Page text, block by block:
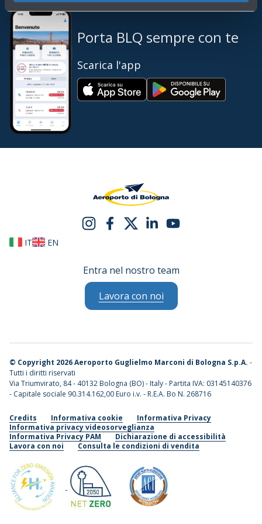
Porta BLQ sempre con te
Scarica l'app
IT EN
Entra nel nostro team
Lavora con noi
© Copyright 2026 Aeroporto Guglielmo Marconi di Bologna S.p.A. -
Tutti i diritti riservati
Via Triumvirato, 84 - 40132 Bologna (BO) - Italy - Partita IVA: 03145140376
- Capitale sociale 90.314.162,00 Euro i.v. - R.E.A. Bo N. 268716
Credits Informativa cookie
Informativa Privacy
Informativa privacy videosorveglianza
Informativa Privacy PAM
Dichiarazione di accessibilità
Lavora con noi
Consulta le condizioni di vendita